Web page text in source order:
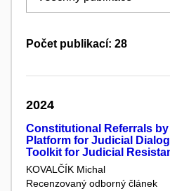
Počet publikací: 28
2024
Constitutional Referrals
Platform for Judicial
Toolkit for Judicial
KOVALČÍK Michal
Recenzovaný odborný článek